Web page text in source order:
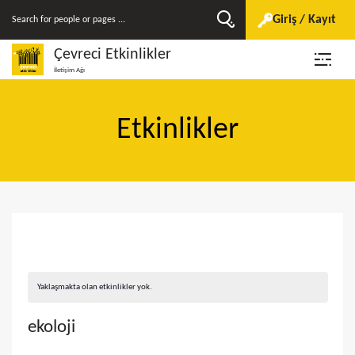
Giriş / Kayıt
Çevreci Etkinlikler
İletişim Ağı
Etkinlikler
Yaklaşmakta olan etkinlikler yok.
ekoloji